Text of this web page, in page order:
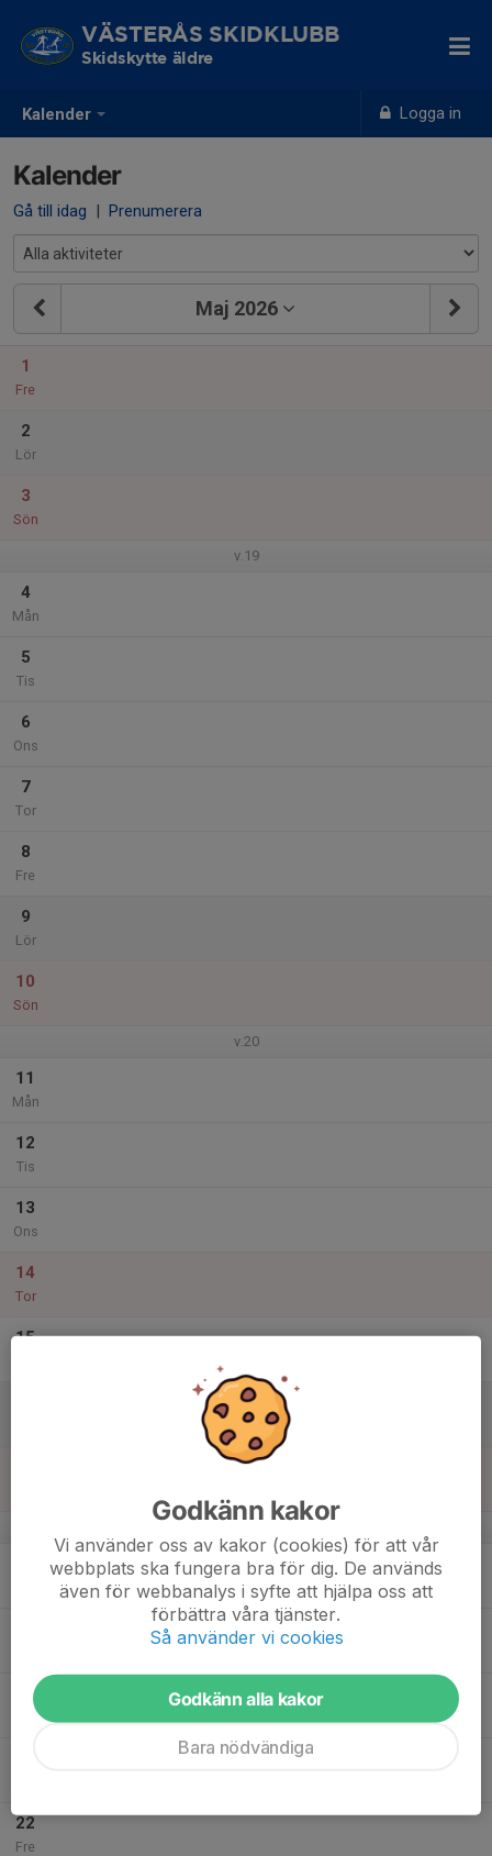
Kalender Logga in
VÄSTERÅS SKIDKLUBB
Skidskytte äldre
Kalender
Gå till idag | Prenumerera
Maj 2026
1
Fre
2
Lör
3
Sön
v.19
4
Mån
5
Tis
6
Ons
7
Tor
8
Fre
9
Lör
10
Sön
v.20
11
Mån
12
Tis
13
Ons
14
Tor
15
20
Ons
22
Fre
Godkänn kakor
Vi använder oss av kakor (cookies) för att vår
webbplats ska fungera bra för dig. De används
även för webbanalys i syfte att hjälpa oss att
förbättra våra tjänster.
Så använder vi cookies
Godkänn alla kakor
Bara nödvändiga